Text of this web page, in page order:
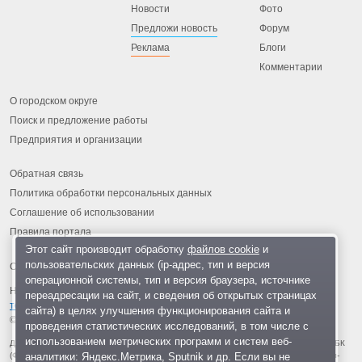
Новости
Предложи новость
Реклама
Фото
Форум
Блоги
Комментарии
О городском округе
Поиск и предложение работы
Предприятия и организации
Обратная связь
Политика обработки персональных данных
Соглашение об использовании
Правила портала
На информационном ресурсе применяются
технологии
© 2013-2026 «ОИНФО»,
сделано в Одинцово
Для читателей: В России признаны экстремистскими и запрещены организации ФБК
(Фонд борьбы с коррупцией, признан иноагентом), Штабы Навального, «Национал-
Этот сайт производит обработку файлов cookieи
пользовательских данных (ip-адрес, тип и версия
операционной системы, тип и версия браузера, источнике
переадресации на сайт, и сведения об открытых страницах
сайта) в целях улучшения функционирования сайта и
проведения статистических исследований, в том числе с
использованием метрических программ и систем веб-
аналитики: Яндекс.Метрика, Sputnik и др. Если вы не